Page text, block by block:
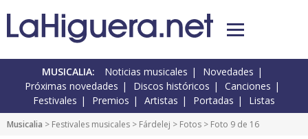
MUSICALIA: Noticias musicales
Novedades
Próximas novedades
Discos históricos
Canciones
Festivales
Premios Artistas Portadas Listas
Musicalia > Festivales musicales > Fárdelej > Fotos > Foto 9 de 16